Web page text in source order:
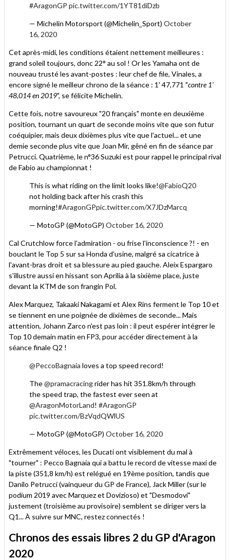
#AragonGP pic.twitter.com/1YT81diDzb
— Michelin Motorsport (@Michelin_Sport) October
16, 2020
Cet après-midi, les conditions étaient nettement meilleures :
grand soleil toujours, donc 22° au sol ! Or les Yamaha ont de
nouveau trusté les avant-postes : leur chef de file, Vinales, a
encore signé le meilleur chrono de la séance : 1' 47,771 "contre 1'
48,014 en 2019", se félicite Michelin.
Cette fois, notre savoureux "20 français" monte en deuxième
position, tournant un quart de seconde moins vite que son futur
coéquipier, mais deux dixièmes plus vite que l'actuel... et une
demie seconde plus vite que Joan Mir, gêné en fin de séance par
Petrucci. Quatrième, le n°36 Suzuki est pour rappel le principal rival
de Fabio au championnat !
This is what riding on the limit looks like!@FabioQ20
not holding back after his crash this
morning!#AragonGPpic.twitter.com/X7JDzMarcq
— MotoGP (@MotoGP) October 16, 2020
Cal Crutchlow force l'admiration - ou frise l'inconscience ?! - en
bouclant le Top 5 sur sa Honda d'usine, malgré sa cicatrice à
l'avant-bras droit et sa blessure au pied gauche. Aleix Espargaro
s'illustre aussi en hissant son Aprilia à la sixième place, juste
devant la KTM de son frangin Pol.
Alex Marquez, Takaaki Nakagami et Alex Rins ferment le Top 10 et
se tiennent en une poignée de dixièmes de seconde... Mais
attention, Johann Zarco n'est pas loin : il peut espérer intégrer le
Top 10 demain matin en FP3, pour accéder directement à la
séance finale Q2 !
@PeccoBagnaia loves a top speed record!
The@pramacracingrider has hit 351.8km/h through
the speed trap, the fastest ever seen at
@AragonMotorLand! #AragonGP
pic.twitter.com/BzVqdQWlUS
— MotoGP (@MotoGP) October 16, 2020
Extrêmement véloces, les Ducati ont visiblement du mal à
"tourner" : Pecco Bagnaia qui a battu le record de vitesse maxi de
la piste (351,8 km/h) est relégué en 19ème position, tandis que
Danilo Petrucci (vainqueur du GP de France), Jack Miller (sur le
podium 2019 avec Marquez et Dovizioso) et "Desmodovi"
justement (troisième au provisoire) semblent se diriger vers la
Q1... À suivre sur MNC, restez connectés !
Chronos des essais libres 2 du GP d'Aragon
2020